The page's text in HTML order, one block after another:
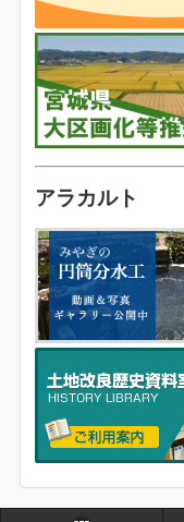
アラカルト